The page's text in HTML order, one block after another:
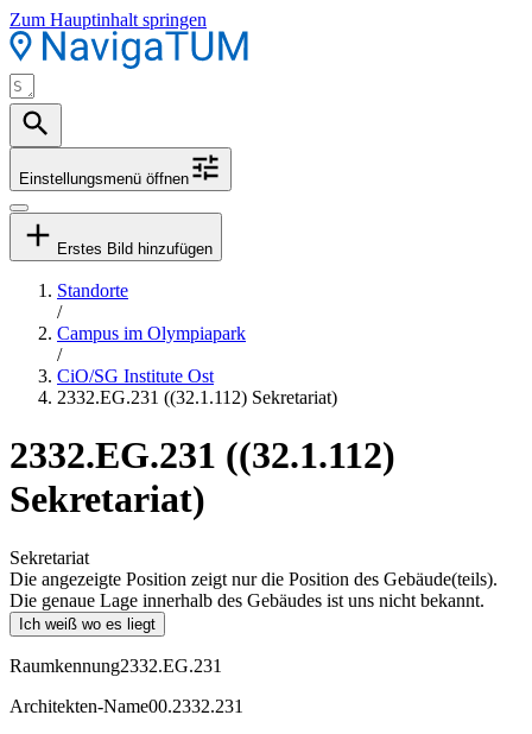
Zum Hauptinhalt springen
Einstellungsmenü öffnen
Erstes Bild hinzufügen
Standorte
/
Campus im Olympiapark
/
CiO/SG Institute Ost
2332.EG.231 ((32.1.112) Sekretariat)
2332.EG.231 ((32.1.112)
Sekretariat)
Sekretariat
Die angezeigte Position zeigt nur die Position des Gebäude(teils).
Die genaue Lage innerhalb des Gebäudes ist uns nicht bekannt.
Ich weiß wo es liegt
Raumkennung2332.EG.231
Architekten-Name00.2332.231